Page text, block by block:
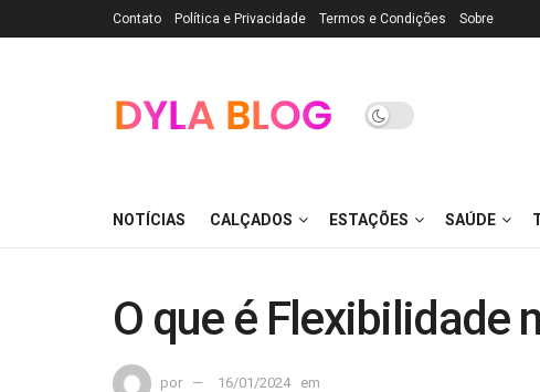
Contato Política e Privacidade Termos e Condições Sobre
NOTÍCIAS CALÇADOS ESTAÇÕES SAÚDE
O que é Flexibilidade
por 16/01/2024 em